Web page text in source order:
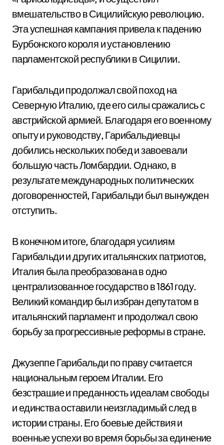
вмешательство в Сицилийскую революцию.
Эта успешная кампания привела к падению
Бурбонского короля и установлению
парламентской республики в Сицилии.
Гарибальди продолжал свой поход на
Северную Италию, где его силы сражались с
австрийской армией. Благодаря его военному
опыту и руководству, Гарибальдиевцы
добились нескольких побед и завоевали
большую часть Ломбардии. Однако, в
результате международных политических
договоренностей, Гарибальди был вынужден
отступить.
В конечном итоге, благодаря усилиям
Гарибальди и других итальянских патриотов,
Италия была преобразована в одно
централизованное государство в 1861 году.
Великий командир был избран депутатом в
итальянский парламент и продолжал свою
борьбу за прогрессивные реформы в стране.
Джузеппе Гарибальди по праву считается
национальным героем Италии. Его
безстрашие и преданность идеалам свободы
и единства оставили неизгладимый след в
истории страны. Его боевые действия и
военные успехи во время борьбы за единение